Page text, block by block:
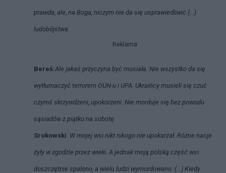
prawda, ale, na Boga, niczym nie da się usprawiedliwić (...)
ludobójstwa.
Reklama
Bereś:Ale jakaś przyczyna być musiała. Nie wszystko da się
wytłumaczyć terrorem OUN-u i UPA. Ukraińcy musieli się czuć
czymś skrzywdzeni, upokorzeni. Nie morduje się bez powodu
sąsiadów z piątku na sobotę.
Srokowski: W mojej wsi nikt nikogo nie upokarzał. Różne nacje
żyły w zgodzie przez wieki. A jednak moją polską część wsi
doszczętnie spalono, a wielu ludzi wymordowano. (...) Kiedy